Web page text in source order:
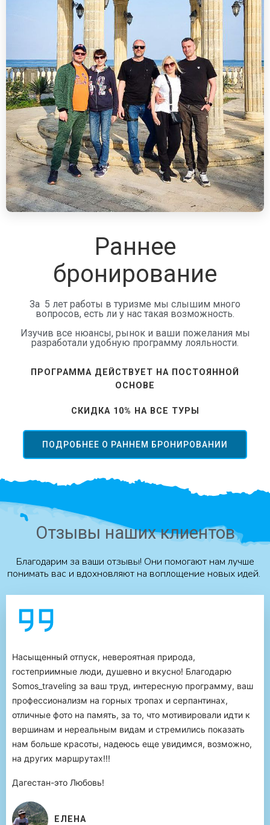
Раннее
бронирование
За 5 лет работы в туризме мы слышим много
вопросов, есть ли у нас такая возможность.
Изучив все нюансы, рынок и ваши пожелания мы
разработали удобную программу лояльности.
ПРОГРАММА ДЕЙСТВУЕТ НА ПОСТОЯННОЙ
ОСНОВЕ
СКИДКА 10% НА ВСЕ ТУРЫ
ПОДРОБНЕЕ О РАННЕМ БРОНИРОВАНИИ
Отзывы наших клиентов
Благодарим за ваши отзывы! Они помогают нам лучше
понимать вас и вдохновляют на воплощение новых идей.
Насыщенный отпуск, невероятная природа,
гостеприимные люди, душевно и вкусно! Благодарю
Somos_traveling за ваш труд, интересную программу, ваш
профессионализм на горных тропах и серпантинах,
отличные фото на память, за то, что мотивировали идти к
вершинам и нереальным видам и стремились показать
нам больше красоты, надеюсь еще увидимся, возможно,
на других маршрутах!!!
Дагестан-это Любовь!
ЕЛЕНА